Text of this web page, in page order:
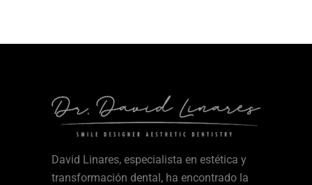
David Linares, especialista en estética y
transformación dental, ha encontrado la